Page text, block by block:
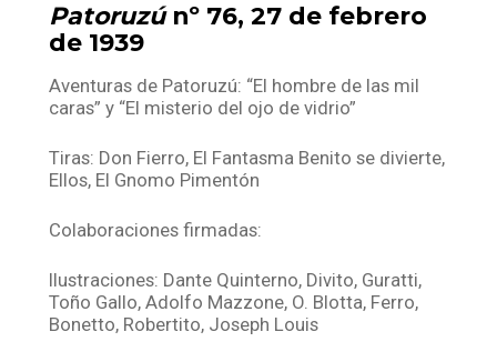
Patoruzú nº 76, 27 de febrero
de 1939
Aventuras de Patoruzú: “El hombre de las mil
caras” y “El misterio del ojo de vidrio”
Tiras: Don Fierro, El Fantasma Benito se divierte,
Ellos, El Gnomo Pimentón
Colaboraciones firmadas:
Ilustraciones: Dante Quinterno, Divito, Guratti,
Toño Gallo, Adolfo Mazzone, O. Blotta, Ferro,
Bonetto, Robertito, Joseph Louis